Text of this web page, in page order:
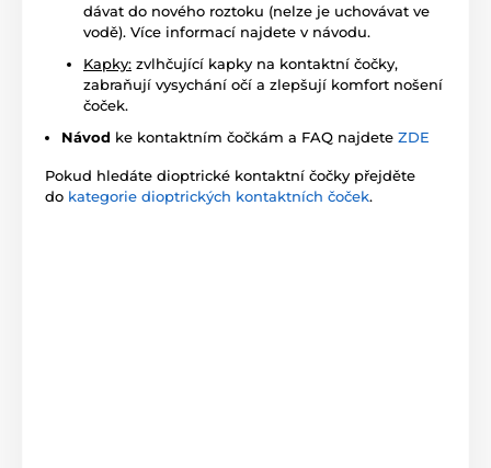
dávat do nového roztoku (nelze je uchovávat ve
vodě). Více informací najdete v návodu.
Kapky: zvlhčující kapky na kontaktní čočky,
zabraňují vysychání očí a zlepšují komfort nošení
čoček.
Návod ke kontaktním čočkám a FAQ najdete ZDE
Pokud hledáte dioptrické kontaktní čočky přejděte
do kategorie dioptrických kontaktních čoček.